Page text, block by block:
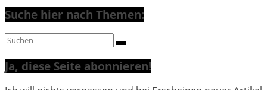
Suche hier nach Themen:
Ja, diese Seite abonnieren!